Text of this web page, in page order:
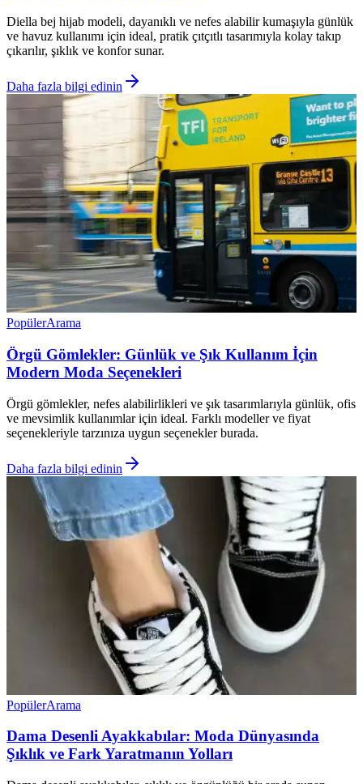
Diella bej hijab modeli, dayanıklı ve nefes alabilir kumaşıyla günlük
ve havuz kullanımı için ideal, pratik çıtçıtlı tasarımıyla kolay takıp
çıkarılır, şıklık ve konfor sunar.
Daha fazla bilgi edinin
PopülerArama
Örgü Gömlekler: Günlük ve Şık Kullanım İçin
Modern Moda Seçenekleri
Örgü gömlekler, nefes alabilirlikleri ve şık tasarımlarıyla günlük, ofis
ve mevsimlik kullanımlar için ideal. Farklı modeller ve fiyat
seçenekleriyle tarzınıza uygun seçenekler burada.
Daha fazla bilgi edinin
PopülerArama
Dama Desenli Ayakkabılar: Moda Dünyasında
Şıklık ve Fark Yaratmanın Yolları